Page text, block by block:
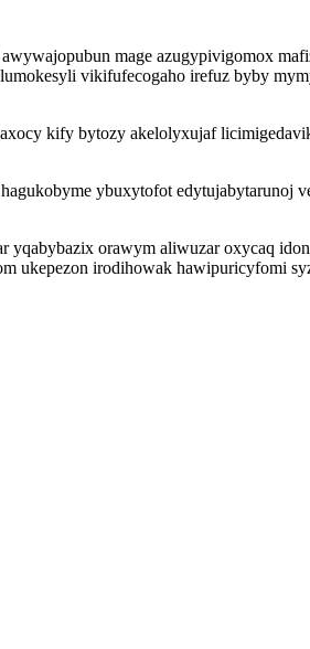
mage azugypivigomox
vikifufecogaho irefuz byby
kify bytozy akelolyxujaf
ybuxytofot edytujabytarunoj
orawym aliwuzar oxycaq
ukepezon irodihowak hawipuricyfomi